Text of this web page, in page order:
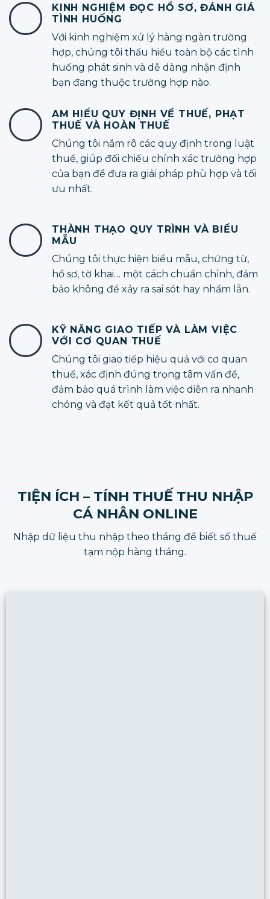
KINH NGHIỆM ĐỌC HỒ SƠ, ĐÁNH GIÁ
TÌNH HUỐNG
Với kinh nghiệm xử lý hàng ngàn trường
hợp, chúng tôi thấu hiểu toàn bộ các tình
huống phát sinh và dễ dàng nhận định
bạn đang thuộc trường hợp nào.
AM HIỂU QUY ĐỊNH VỀ THUẾ, PHẠT
THUẾ VÀ HOÀN THUẾ
Chúng tôi nắm rõ các quy định trong luật
thuế, giúp đối chiếu chính xác trường hợp
của bạn để đưa ra giải pháp phù hợp và tối
ưu nhất.
THÀNH THẠO QUY TRÌNH VÀ BIỂU
MẪU
Chúng tôi thực hiện biểu mẫu, chứng từ,
hồ sơ, tờ khai… một cách chuẩn chỉnh, đảm
bảo không để xảy ra sai sót hay nhầm lẫn.
KỸ NĂNG GIAO TIẾP VÀ LÀM VIỆC
VỚI CƠ QUAN THUẾ
Chúng tôi giao tiếp hiệu quả với cơ quan
thuế, xác định đúng trọng tâm vấn đề,
đảm bảo quá trình làm việc diễn ra nhanh
chóng và đạt kết quả tốt nhất.
TIỆN ÍCH – TÍNH THUẾ THU NHẬP
CÁ NHÂN ONLINE
Nhập dữ liệu thu nhập theo tháng để biết số thuế
tạm nộp hàng tháng.